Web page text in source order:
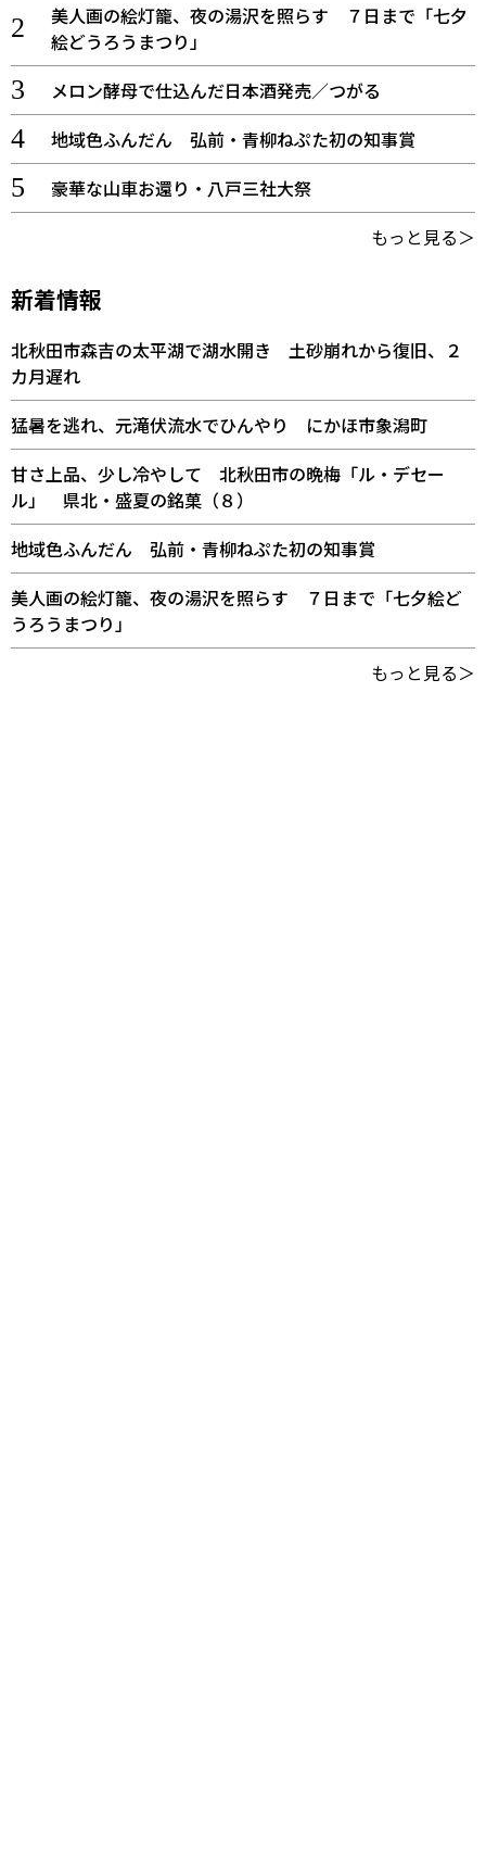
美人画の絵灯籠、夜の湯沢を照らす ７日まで「七夕
絵どうろうまつり」
メロン酵母で仕込んだ日本酒発売／つがる
地域色ふんだん 弘前・青柳ねぷた初の知事賞
豪華な山車お還り・八戸三社大祭
もっと見る＞
新着情報
北秋田市森吉の太平湖で湖水開き 土砂崩れから復旧、２
カ月遅れ
猛暑を逃れ、元滝伏流水でひんやり にかほ市象潟町
甘さ上品、少し冷やして 北秋田市の晩梅「ル・デセー
ル」 県北・盛夏の銘菓（８）
地域色ふんだん 弘前・青柳ねぷた初の知事賞
美人画の絵灯籠、夜の湯沢を照らす ７日まで「七夕絵ど
うろうまつり」
もっと見る＞